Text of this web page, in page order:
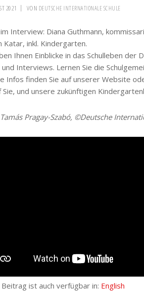
2021 VON DEUTSCHE INTERNATIONALE SCHULE
Interview: Diana Guthmann,
Katar, inkl. Kindergarten.
Ihnen Einblicke in das Schulleben der
Interviews. Lernen Sie die
Infos finden Sie auf unserer Website
Sie, und unsere zukünftigen
Pragay-Szabó, ©Deutsche
ist auch verfügbar in: English